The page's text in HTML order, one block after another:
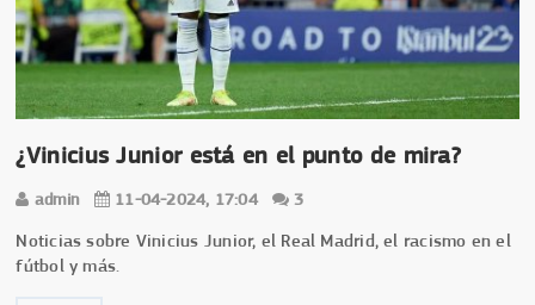
¿Vinicius Junior está en el punto de mira?
admin 11-04-2024, 17:04 3
Noticias sobre Vinicius Junior, el Real Madrid, el racismo en el
fútbol y más.